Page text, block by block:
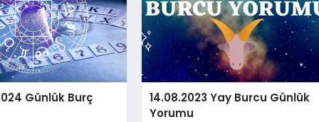
Günlük Burç
14.08.2023 Yay Burcu Günlük
Yorumu